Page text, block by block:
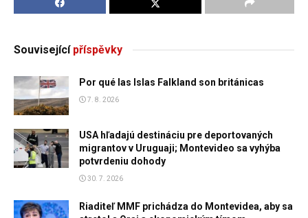
Souvisejícípříspěvky
Por qué las Islas Falkland son británicas
7. 8. 2026
USA hľadajú destináciu pre deportovaných
migrantov v Uruguaji; Montevideo sa vyhýba
potvrdeniu dohody
30. 7. 2026
Riaditeľ MMF prichádza do Montevidea, aby sa